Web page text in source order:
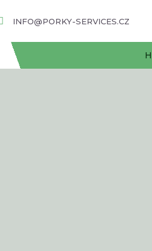
INFO@PORKY-SERVICES.CZ